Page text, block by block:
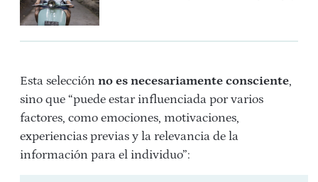
Esta selección no es necesariamente consciente,
sino que “puede estar influenciada por varios
factores, como emociones, motivaciones,
experiencias previas y la relevancia de la
información para el individuo”: